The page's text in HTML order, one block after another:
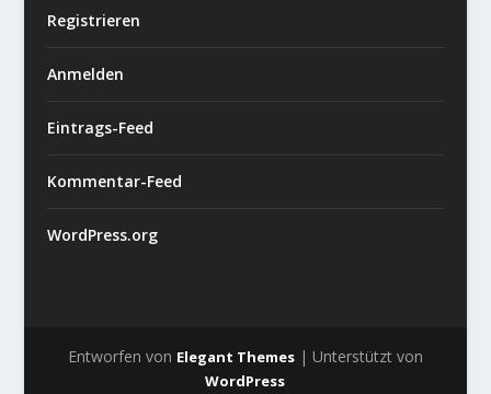
Registrieren
Anmelden
Eintrags-Feed
Kommentar-Feed
WordPress.org
Entworfen von Elegant Themes| Unterstützt von
WordPress